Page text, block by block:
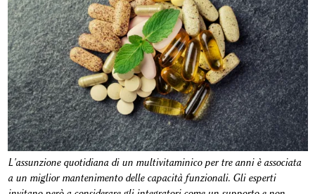
L'assunzione quotidiana di un multivitaminico per tre anni è associata
a un miglior mantenimento delle capacità funzionali. Gli esperti